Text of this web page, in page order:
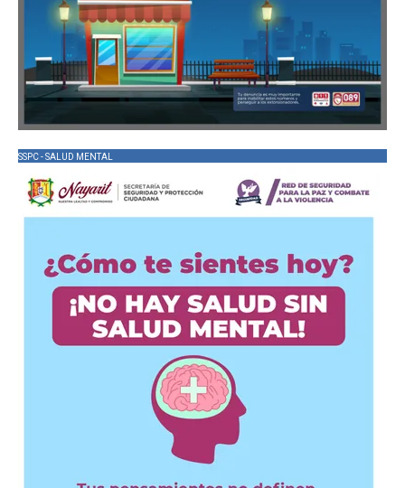
SSPC - SALUD MENTAL